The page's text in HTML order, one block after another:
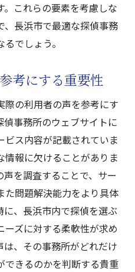
これらの要素を考慮しな
長浜市で最適な探偵事務
でしょう。
考にする重要性
際の利用者の声を参考にす
事務所のウェブサイトに
ス内容が記載されていま
報に欠けることがありま
を調査することで、サー
た問題解決能力をより具体
、長浜市内で探偵を選ぶ
ズに対する柔軟性が求め
、その事務所がどれだけ
できるのかを判断する貴重